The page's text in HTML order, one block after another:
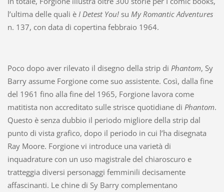
l’ultima delle quali è I Detest You!su My Romantic Adventures
n. 137, con data di copertina febbraio 1964.
Poco dopo aver rilevato il disegno della strip di Phantom, Sy
Barry assume Forgione come suo assistente. Così, dalla fine
del 1961 fino alla fine del 1965, Forgione lavora come
matitista non accreditato sulle strisce quotidiane di Phantom.
Questo è senza dubbio il periodo migliore della strip dal
punto di vista grafico, dopo il periodo in cui l’ha disegnata
Ray Moore. Forgione vi introduce una varietà di
inquadrature con un uso magistrale del chiaroscuro e
tratteggia diversi personaggi femminili decisamente
affascinanti. Le chine di Sy Barry complementano